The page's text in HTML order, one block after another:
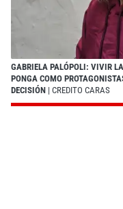
GABRIELA PALÓPOLI: VIVIR
PONGA COMO
DECISIÓN | CREDITO CARAS